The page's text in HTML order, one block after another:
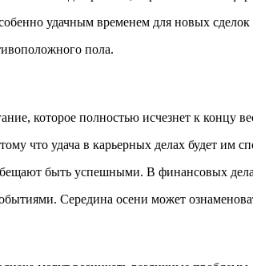
удачным временем для новых
пола.
которое полностью исчезнет к концу
что удача в карьерных делах будет им
быть успешными. В финансовых
Середина осени может